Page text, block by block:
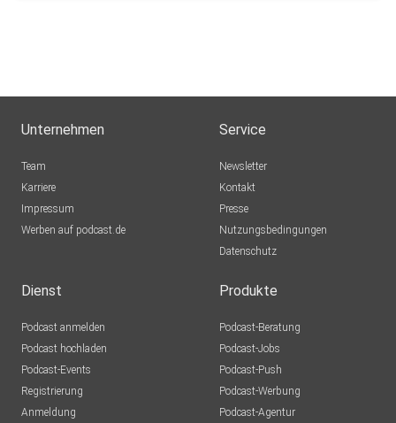
Unternehmen
Team
Karriere
Impressum
Werben auf podcast.de
Service
Newsletter
Kontakt
Presse
Nutzungsbedingungen
Datenschutz
Dienst
Podcast anmelden
Podcast hochladen
Podcast-Events
Registrierung
Anmeldung
Produkte
Podcast-Beratung
Podcast-Jobs
Podcast-Push
Podcast-Werbung
Podcast-Agentur